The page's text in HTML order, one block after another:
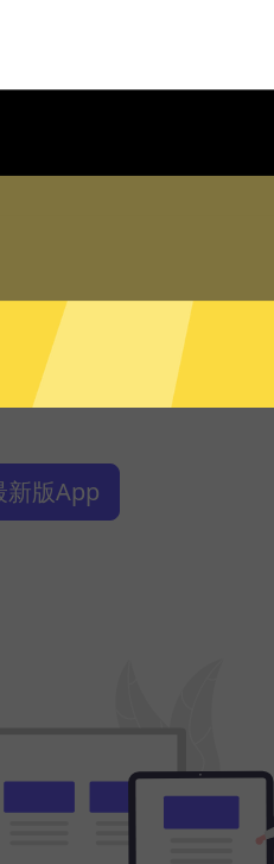
任何繁琐配置
您是观看视频、社交网络、海
轻松帮你搞定，并在此基础上
新版App